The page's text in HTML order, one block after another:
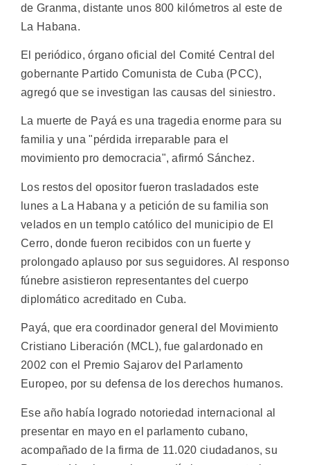
de Granma, distante unos 800 kilómetros al este de
La Habana.
El periódico, órgano oficial del Comité Central del
gobernante Partido Comunista de Cuba (PCC),
agregó que se investigan las causas del siniestro.
La muerte de Payá es una tragedia enorme para su
familia y una "pérdida irreparable para el
movimiento pro democracia", afirmó Sánchez.
Los restos del opositor fueron trasladados este
lunes a La Habana y a petición de su familia son
velados en un templo católico del municipio de El
Cerro, donde fueron recibidos con un fuerte y
prolongado aplauso por sus seguidores. Al responso
fúnebre asistieron representantes del cuerpo
diplomático acreditado en Cuba.
Payá, que era coordinador general del Movimiento
Cristiano Liberación (MCL), fue galardonado en
2002 con el Premio Sajarov del Parlamento
Europeo, por su defensa de los derechos humanos.
Ese año había logrado notoriedad internacional al
presentar en mayo en el parlamento cubano,
acompañado de la firma de 11.020 ciudadanos, su